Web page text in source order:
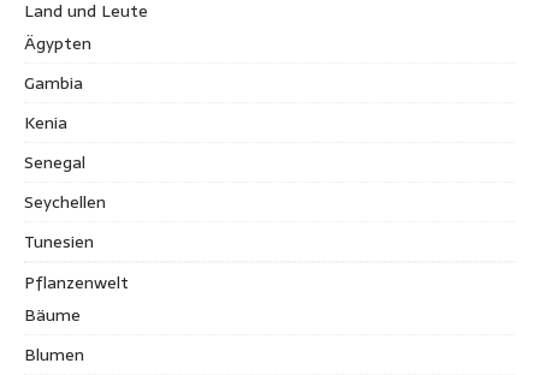
Land und Leute
Ägypten
Gambia
Kenia
Senegal
Seychellen
Tunesien
Pflanzenwelt
Bäume
Blumen